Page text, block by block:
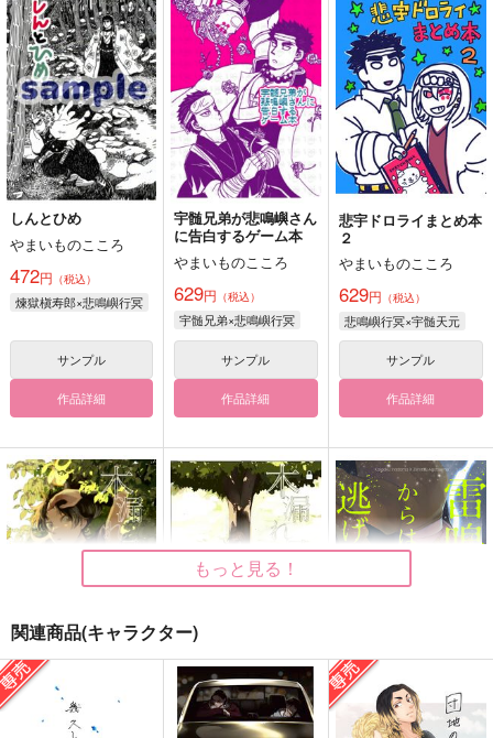
しんとひめ
やまいものこころ
472円 （税込）
煉獄槇寿郎×悲鳴嶼行冥
サンプル
作品詳細
宇髄兄弟が悲鳴嶼さん
に告白するゲーム本
やまいものこころ
629円 （税込）
宇髄兄弟×悲鳴嶼行冥
サンプル
作品詳細
悲宇ドロライまとめ本
２
やまいものこころ
629円 （税込）
悲鳴嶼行冥×宇髄天元
サンプル
作品詳細
木漏れ日の中で・上
山芋キムチ
木漏れ日の中で・下
山芋キムチ
雷鳴からは逃げられな
もっと見る！
関連商品(キャラクター)